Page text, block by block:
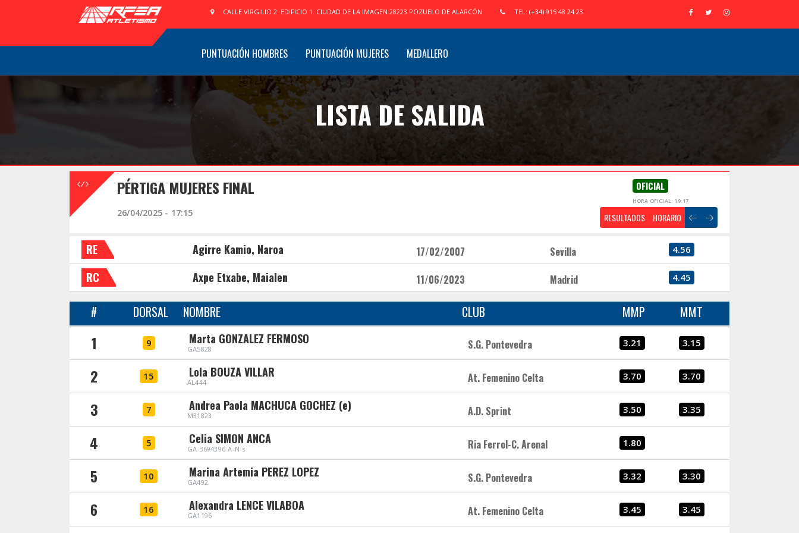
CALLE VIRGILIO 2. EDIFICIO 1. CIUDAD DE LA IMAGEN 28223 POZUELO DE ALARCÓN TEL: (+34) 915 48 24 23
PUNTUACIÓN HOMBRES PUNTUACIÓN MUJERES MEDALLERO
LISTA DE SALIDA
PÉRTIGA MUJERES FINAL OFICIAL
HORA OFICIAL: 19:17
26/04/2025 - 17:15 RESULTADOS HORARIO
RE Agirre Kamio, Naroa 17/02/2007 Sevilla 4.56
RC Axpe Etxabe, Maialen 11/06/2023 Madrid 4.45
# DORSAL NOMBRE CLUB MMP MMT
1 9 Marta GONZALEZ FERMOSO
GA5828 S.G. Pontevedra 3.21 3.15
2 15 Lola BOUZA VILLAR
AL444 At. Femenino Celta 3.70 3.70
3 7 Andrea Paola MACHUCA GOCHEZ (e)
M31823 A.D. Sprint 3.50 3.35
4 5 Celia SIMON ANCA
GA-3694396-A-N-s Ria Ferrol-C. Arenal 1.80
5 10 Marina Artemia PEREZ LOPEZ
GA492 S.G. Pontevedra 3.32 3.30
6 16 Alexandra LENCE VILABOA
GA1196 At. Femenino Celta 3.45 3.45